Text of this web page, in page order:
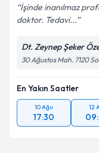
İşinde inanılmaz
doktor. Tedavi...
Dt. Zeynep Şeker
30 Ağustos Mah. 7120
En Yakın Saatler
10 Ağu
17:30
12